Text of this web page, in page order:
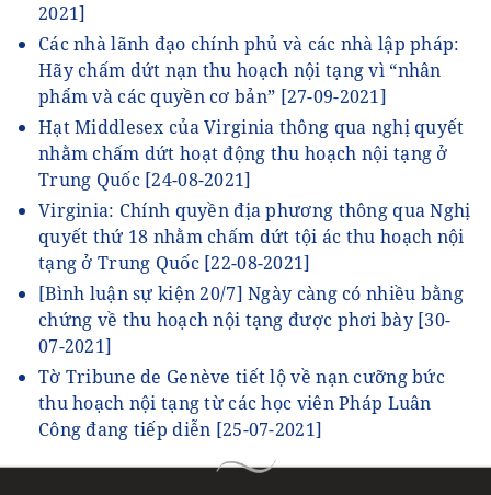
2021]
Các nhà lãnh đạo chính phủ và các nhà lập pháp:
Hãy chấm dứt nạn thu hoạch nội tạng vì “nhân
phẩm và các quyền cơ bản” [27-09-2021]
Hạt Middlesex của Virginia thông qua nghị quyết
nhằm chấm dứt hoạt động thu hoạch nội tạng ở
Trung Quốc [24-08-2021]
Virginia: Chính quyền địa phương thông qua Nghị
quyết thứ 18 nhằm chấm dứt tội ác thu hoạch nội
tạng ở Trung Quốc [22-08-2021]
[Bình luận sự kiện 20/7] Ngày càng có nhiều bằng
chứng về thu hoạch nội tạng được phơi bày [30-
07-2021]
Tờ Tribune de Genève tiết lộ về nạn cưỡng bức
thu hoạch nội tạng từ các học viên Pháp Luân
Công đang tiếp diễn [25-07-2021]